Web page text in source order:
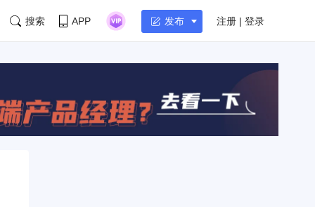
搜索 APP 发布 注册 | 登录